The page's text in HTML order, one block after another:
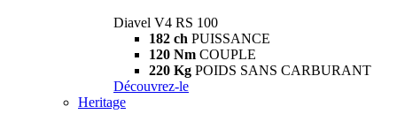
Diavel V4 RS 100
182 ch PUISSANCE
120 Nm COUPLE
220 Kg POIDS SANS CARBURANT
Découvrez-le
Heritage